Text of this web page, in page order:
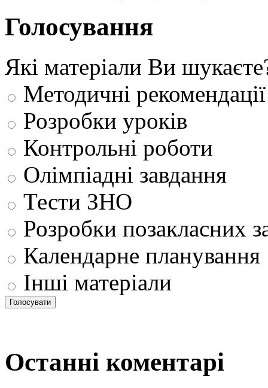
Голосування
Які матеріали Ви
Методичні рекомендації
Розробки уроків
Контрольні роботи
Олімпіадні завдання
Тести ЗНО
Розробки позакласних
Календарне планування
Інші матеріали
Останні коментарі